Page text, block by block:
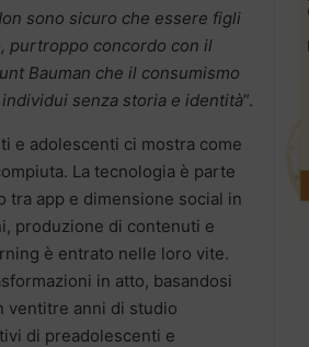
sono sicuro che essere figli
purtroppo concordo con il
Bauman che il consumismo
senza storia e identità”.
e adolescenti ci mostra come
La tecnologia è parte
tra app e dimensione social in
produzione di contenuti e
è entrato nelle loro vite.
in atto, basandosi
ventitre anni di studio
di preadolescenti e